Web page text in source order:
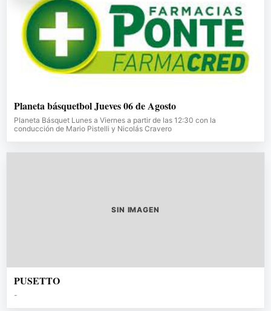
Planeta básquetbol Jueves 06 de Agosto
Planeta Básquet Lunes a Viernes a partir de las 12:30 con la
conducción de Mario Pistelli y Nicolás Cravero
SIN IMAGEN
PUSETTO
-